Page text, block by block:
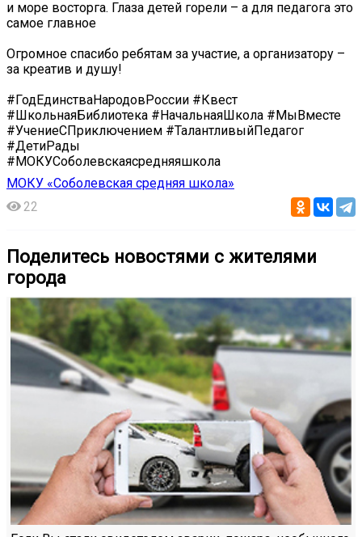
и море восторга. Глаза детей горели – а для педагога это
самое главное ️
Огромное спасибо ребятам за участие, а организатору –
за креатив и душу!
#ГодЕдинстваНародовРоссии #Квест
#ШкольнаяБиблиотека #НачальнаяШкола #МыВместе
#УчениеСПриключением #ТалантливыйПедагог
#ДетиРады
#МОКУСоболевскаясредняяшкола
МОКУ «Соболевская средняя школа»
22
Поделитесь новостями с жителями
города